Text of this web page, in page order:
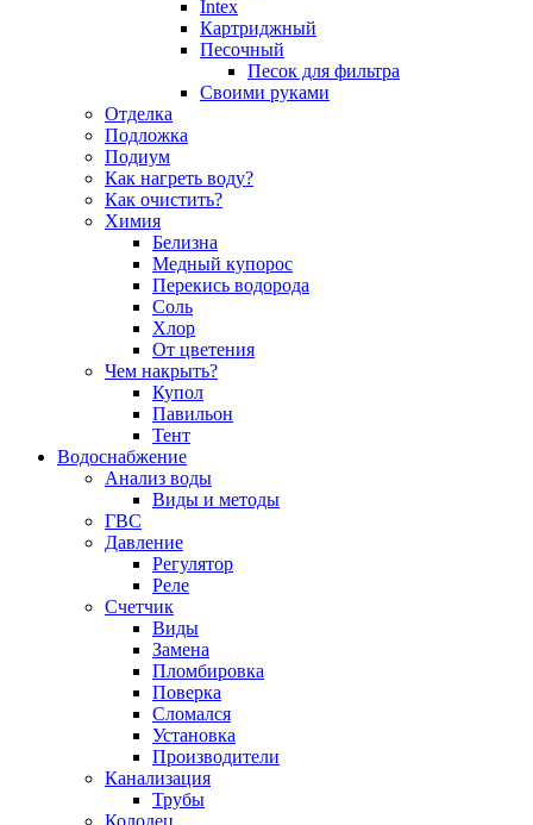
Intex
Картриджный
Песочный
Песок для фильтра
Своими руками
Отделка
Подложка
Подиум
Как нагреть воду?
Как очистить?
Химия
Белизна
Медный купорос
Перекись водорода
Соль
Хлор
От цветения
Чем накрыть?
Купол
Павильон
Тент
Водоснабжение
Анализ воды
Виды и методы
ГВС
Давление
Регулятор
Реле
Счетчик
Виды
Замена
Пломбировка
Поверка
Сломался
Установка
Производители
Канализация
Трубы
Колодец